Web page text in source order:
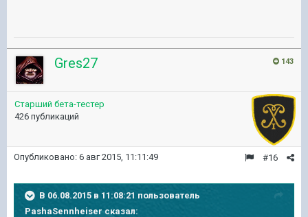
143
Gres27
Старший бета-тестер
426 публикаций
#16
Опубликовано: 6 авг 2015, 11:11:49
В 06.08.2015 в 11:08:21 пользователь
PashaSennheiser сказал: